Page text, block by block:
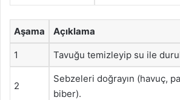
Aşama Açıklama
1 Tavuğu temizleyip su ile
2
Sebzeleri doğrayın (havuç,
biber).